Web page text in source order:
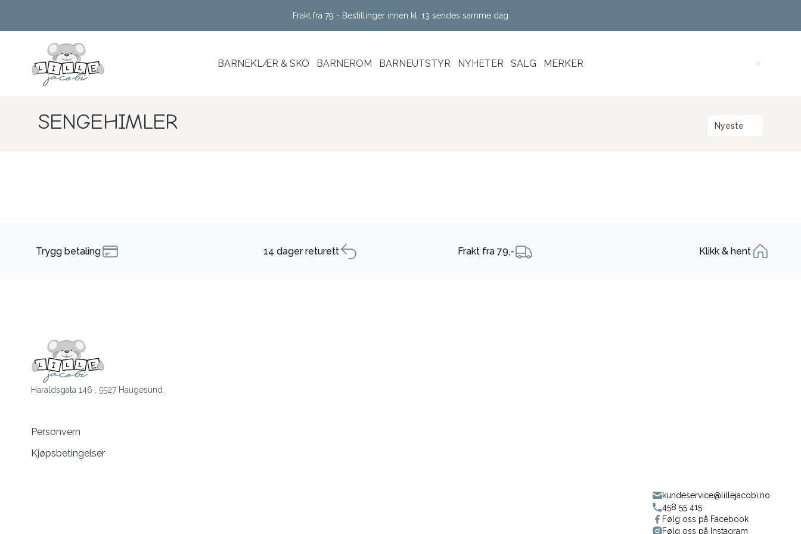
Frakt fra 79 - Bestillinger innen kl. 13 sendes samme dag
BARNEKLÆR & SKO BARNEROM BARNEUTSTYR NYHETER SALG MERKER
SENGEHIMLER Nyeste
Trygg betaling 14 dager returett Frakt fra 79,- Klikk & hent
Haraldsgata 146 , 5527 Haugesund.
Personvern
Kjøpsbetingelser
kundeservice@lillejacobi.no
458 55 415
Følg oss på Facebook
Følg oss på Instagram